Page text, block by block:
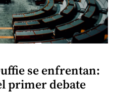
se enfrentan:
primer debate